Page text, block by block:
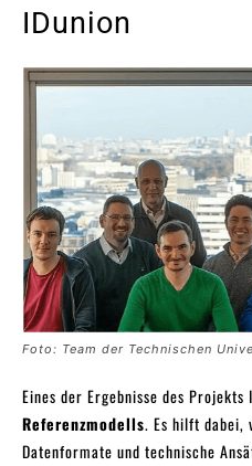
IDunion
Foto: Team der Technischen
Eines der Ergebnisse des
Referenzmodells. Es hilft dabei,
Datenformate und technische